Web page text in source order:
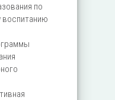
по
воспитанию